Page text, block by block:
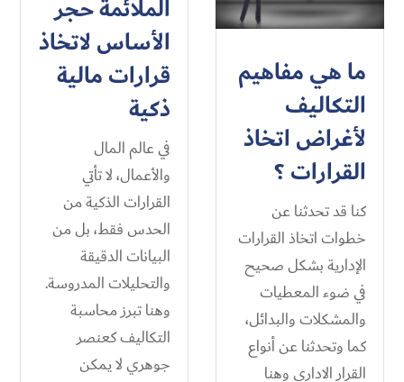
الملائمة حجر
الأساس لاتخاذ
قرارات مالية
ذكية
في عالم المال
والأعمال، لا تأتي
القرارات الذكية من
الحدس فقط، بل من
البيانات الدقيقة
والتحليلات المدروسة.
وهنا تبرز محاسبة
التكاليف كعنصر
جوهري لا يمكن
ما هي مفاهيم
التكاليف
لأغراض اتخاذ
القرارات ؟
كنا قد تحدثنا عن
خطوات اتخاذ القرارات
الإدارية بشكل صحيح
في ضوء المعطيات
والمشكلات والبدائل،
كما وتحدثنا عن أنواع
القرار الاداري وهنا